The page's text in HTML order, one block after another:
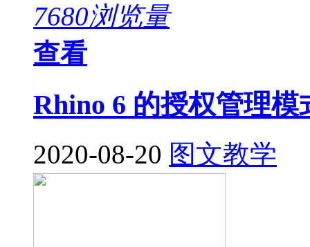
7680浏览量
查看
Rhino 6 的授权管理
2020-08-20 图文教学